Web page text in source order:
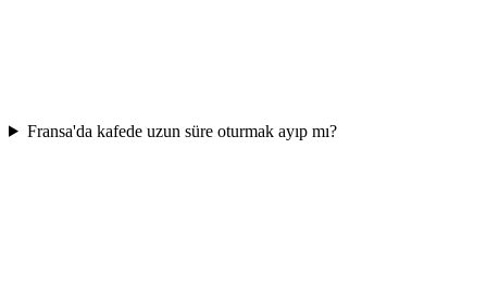
Fransa'da kafede uzun süre oturmak ayıp mı?